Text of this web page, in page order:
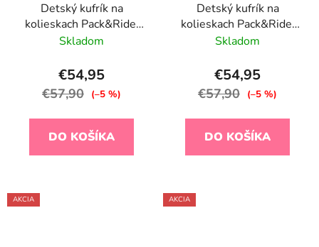
Detský kufrík na
kolieskach Pack&Ride,
Safari
Skladom
€54,95
€57,90 (–5 %)
DO KOŠÍKA
Detský kufrík na
kolieskach Pack&Ride,
Sailor
Skladom
€54,95
€57,90 (–5 %)
DO KOŠÍKA
AKCIA AKCIA